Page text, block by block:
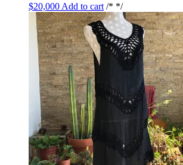
$20,000 Add to cart /* */